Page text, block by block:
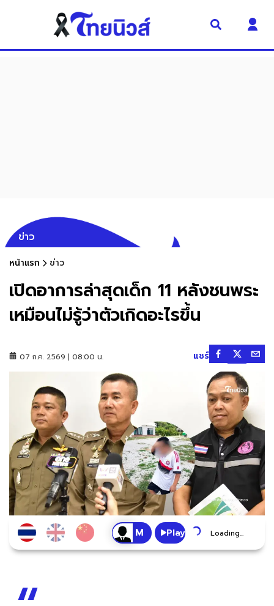
ข่าว
หน้าแรก ข่าว
เปิดอาการล่าสุดเด็ก 11 หลังชนพระ
เหมือนไม่รู้ว่าตัวเกิดอะไรขึ้น
07 ก.ค. 2569 | 08:00 น. แชร์
Play Loading...